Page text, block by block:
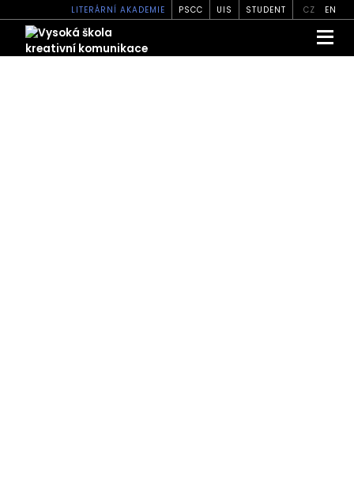
LITERÁRNÍ AKADEMIE PSCC UIS STUDENT CZ EN